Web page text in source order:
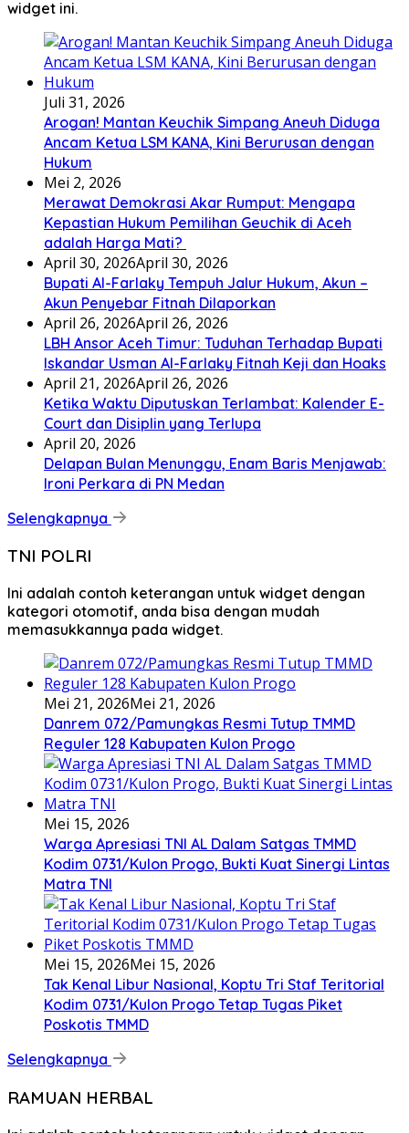
widget ini.
Juli 31, 2026
Arogan! Mantan Keuchik Simpang Aneuh Diduga
Ancam Ketua LSM KANA, Kini Berurusan dengan
Hukum
Mei 2, 2026
Merawat Demokrasi Akar Rumput: Mengapa
Kepastian Hukum Pemilihan Geuchik di Aceh
adalah Harga Mati? ‎
April 30, 2026April 30, 2026
Bupati Al-Farlaky Tempuh Jalur Hukum, Akun –
Akun Penyebar Fitnah Dilaporkan
April 26, 2026April 26, 2026
LBH Ansor Aceh Timur: Tuduhan Terhadap Bupati
Iskandar Usman Al-Farlaky Fitnah Keji dan Hoaks
April 21, 2026April 26, 2026
Ketika Waktu Diputuskan Terlambat: Kalender E-
Court dan Disiplin yang Terlupa
April 20, 2026
Delapan Bulan Menunggu, Enam Baris Menjawab:
Ironi Perkara di PN Medan
Selengkapnya
TNI POLRI
Ini adalah contoh keterangan untuk widget dengan
kategori otomotif, anda bisa dengan mudah
memasukkannya pada widget.
Mei 21, 2026Mei 21, 2026
Danrem 072/Pamungkas Resmi Tutup TMMD
Reguler 128 Kabupaten Kulon Progo
Mei 15, 2026
Warga Apresiasi TNI AL Dalam Satgas TMMD
Kodim 0731/Kulon Progo, Bukti Kuat Sinergi Lintas
Matra TNI
Mei 15, 2026Mei 15, 2026
Tak Kenal Libur Nasional, Koptu Tri Staf Teritorial
Kodim 0731/Kulon Progo Tetap Tugas Piket
Poskotis TMMD
Selengkapnya
RAMUAN HERBAL